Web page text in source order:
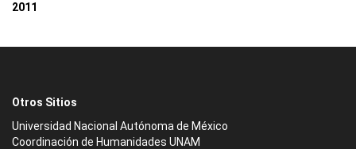
2011
Otros Sitios
Universidad Nacional Autónoma de México
Coordinación de Humanidades UNAM